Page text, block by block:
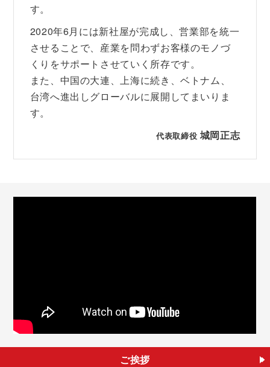
す。
2020年6月には新社屋が完成し、営業部を統一
させることで、産業を問わずお客様のモノづ
くりをサポートさせていく所存です。
また、中国の大連、上海に続き、ベトナム、
台湾へ進出しグローバルに展開してまいりま
す。
代表取締役 城岡正志
ご挨拶